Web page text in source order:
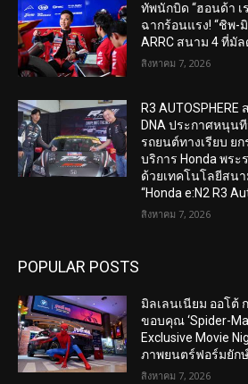
ทัพนักบิด “ฮอนด้า เ
ฉากร้อนแรง! “ชิพ-
ARRC สนาม 4 ที่มั
สิงหาคม 7, 2026
R3 AUTOSPHERE
DNA ประกาศหนุนที
รถยนต์ทางเรียบ ย
บริการ Honda พระ
ด้วยเทคโนโลยีสน
“Honda e:N2 R3
สิงหาคม 7, 2026
POPULAR POSTS
มิลเลนเนียม ออโต้
ขอบคุณ ‘Spider-
Exclusive Movie
ภาพยนตร์ฟอร์มยัก
สิงหาคม 7, 2026